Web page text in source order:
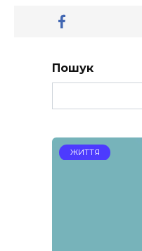
Пошук
ЖИТТЯ